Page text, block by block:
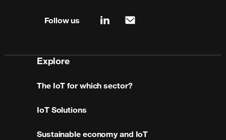
Follow us linkedinmail
Explore
The IoT for which sector?
IoT Solutions
Sustainable economy and IoT